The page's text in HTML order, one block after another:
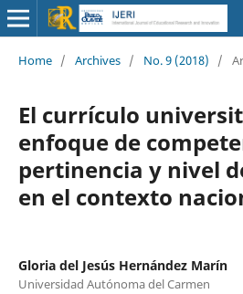
Home / Archives / No. 9 (2018) /
El currículo
enfoque de
pertinencia y nivel
en el contexto
Gloria del Jesús Hernández Marín
Universidad Autónoma del Carmen